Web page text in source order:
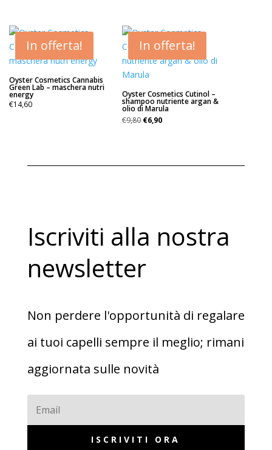
era:
€31,80. €15,90.
In offerta!
Oyster Cosmetics Cannabis
Green Lab – maschera nutri
energy
€14,60
In offerta!
Oyster Cosmetics Cutinol –
shampoo nutriente argan &
olio di Marula
€9,80 Il
€9,80.
€6,90Il
€6,90.
Iscriviti alla nostra
newsletter
Non perdere l'opportunità di regalare
ai tuoi capelli sempre il meglio; rimani
aggiornata sulle novità
ISCRIVITI ORA